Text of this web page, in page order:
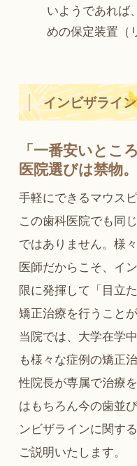
いようであれば
めの保定装置（
インビザライ
「一番安いとこ
医院選びは禁物。
手軽にできるマウス
この歯科医院でも同
ではありません。様
医師だからこそ、イ
限に発揮して「目立
矯正治療を行うこと
当院では、大学在学
も様々な症例の矯正
性院長が専属で治療
はもちろん今の歯並
ンビザラインに関す
ご説明いたします。